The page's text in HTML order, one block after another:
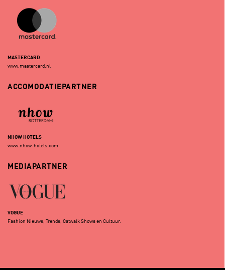
MASTERCARD
www.mastercard.nl
ACCOMODATIEPARTNER
NHOW HOTELS
www.nhow-hotels.com
MEDIAPARTNER
VOGUE
Fashion Nieuws, Trends, Catwalk Shows en Cultuur.